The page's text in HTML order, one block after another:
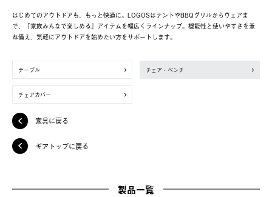
はじめてのアウトドアも、もっと快適に。LOGOSはテントやBBQグリルからウェアま
で、「家族みんなで楽しめる」アイテムを幅広くラインナップ。機能性と使いやすさを兼
ね備え、気軽にアウトドアを始めたい方をサポートします。
テーブル チェア・ベンチ
チェアカバー
家具に戻る
ギアトップに戻る
製品一覧